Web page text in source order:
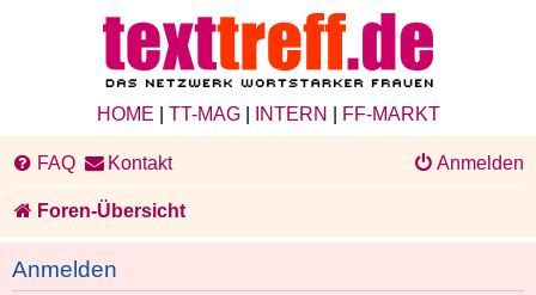
HOME TT-MAG| INTERN FF-MARKT
FAQ Kontakt Anmelden
Foren-Übersicht
Anmelden